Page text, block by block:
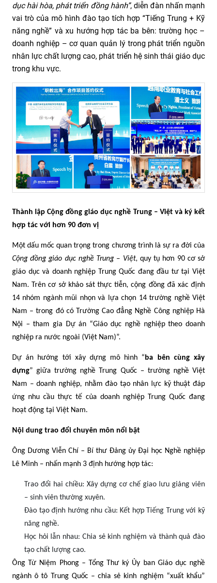
dục hài hòa, phát triển đồng hành”, diễn đàn nhấn mạnh
vai trò của mô hình đào tạo tích hợp “Tiếng Trung + Kỹ
năng nghề” và xu hướng hợp tác ba bên: trường học –
doanh nghiệp – cơ quan quản lý trong phát triển nguồn
nhân lực chất lượng cao, phát triển hệ sinh thái giáo dục
trong khu vực.
Thành lập Cộng đồng giáo dục nghề Trung – Việt và ký kết
hợp tác với hơn 90 đơn vị
Một dấu mốc quan trọng trong chương trình là sự ra đời của
Cộng đồng giáo dục nghề Trung – Việt, quy tụ hơn 90 cơ sở
giáo dục và doanh nghiệp Trung Quốc đang đầu tư tại Việt
Nam. Trên cơ sở khảo sát thực tiễn, cộng đồng đã xác định
14 nhóm ngành mũi nhọn và lựa chọn 14 trường nghề Việt
Nam – trong đó có Trường Cao đẳng Nghề Công nghiệp Hà
Nội – tham gia Dự án “Giáo dục nghề nghiệp theo doanh
nghiệp ra nước ngoài (Việt Nam)”.
Dự án hướng tới xây dựng mô hình “ba bên cùng xây
dựng” giữa trường nghề Trung Quốc – trường nghề Việt
Nam – doanh nghiệp, nhằm đào tạo nhân lực kỹ thuật đáp
ứng nhu cầu thực tế của doanh nghiệp Trung Quốc đang
hoạt động tại Việt Nam.
Nội dung trao đổi chuyên môn nổi bật
Ông Dương Viễn Chí – Bí thư Đảng ủy Đại học Nghề nghiệp
Lê Minh – nhấn mạnh 3 định hướng hợp tác:
Trao đổi hai chiều: Xây dựng cơ chế giao lưu giảng viên
– sinh viên thường xuyên.
Đào tạo định hướng nhu cầu: Kết hợp Tiếng Trung với kỹ
năng nghề.
Học hỏi lẫn nhau: Chia sẻ kinh nghiệm và thành quả đào
tạo chất lượng cao.
Ông Từ Niệm Phong – Tổng Thư ký Ủy ban Giáo dục nghề
ngành ô tô Trung Quốc – chia sẻ kinh nghiệm “xuất khẩu”